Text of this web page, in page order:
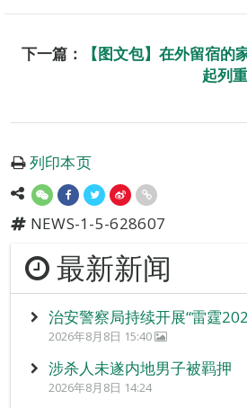
下一篇：
【图文包】在外留宿的
起列
列印本页
NEWS-1-5-628607
最新新闻
治安警察局持续开展“雷霆
2026年8月8日 15:40
涉杀人未遂内地男子被羁押
2026年8月8日 14:24